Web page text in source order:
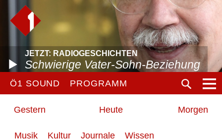
JETZT: RADIOGESCHICHTEN
Schwierige Vater-Sohn-Beziehung
Ö1 SOUND PROGRAMM
Gestern Heute Morgen
Musik Kultur Journale
Wissen